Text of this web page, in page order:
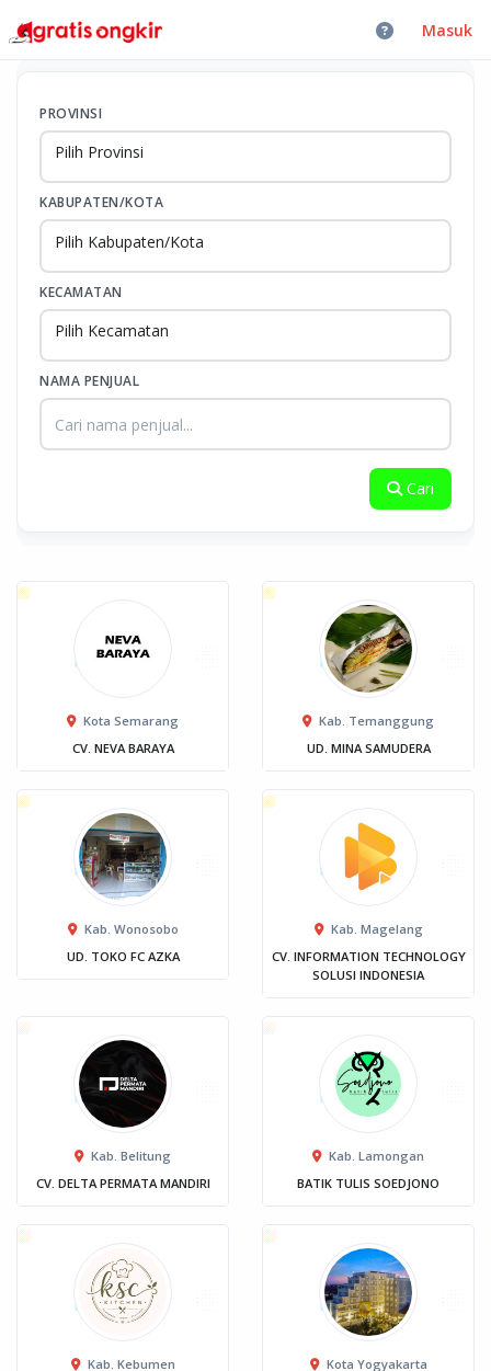
Masuk
PROVINSI
Pilih Provinsi
KABUPATEN/KOTA
Pilih Kabupaten/Kota
KECAMATAN
Pilih Kecamatan
NAMA PENJUAL
Cari
Kota Semarang
CV. NEVA BARAYA
Kab. Temanggung
UD. MINA SAMUDERA
Kab. Wonosobo
UD. TOKO FC AZKA
Kab. Magelang
CV. INFORMATION TECHNOLOGY
SOLUSI INDONESIA
Kab. Belitung
CV. DELTA PERMATA MANDIRI
Kab. Lamongan
BATIK TULIS SOEDJONO
Kab. Kebumen
Kota Yogyakarta